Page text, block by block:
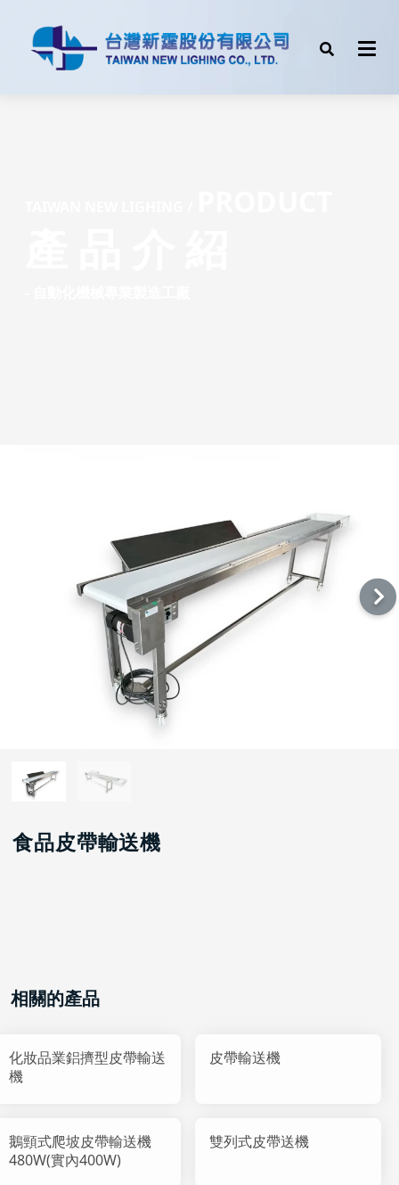
食品皮帶輸送機
相關的產品
化妝品業鋁擠型皮帶輸送
機
皮帶輸送機
鵝頸式爬坡皮帶輸送機
480W(實內400W)
雙列式皮帶送機